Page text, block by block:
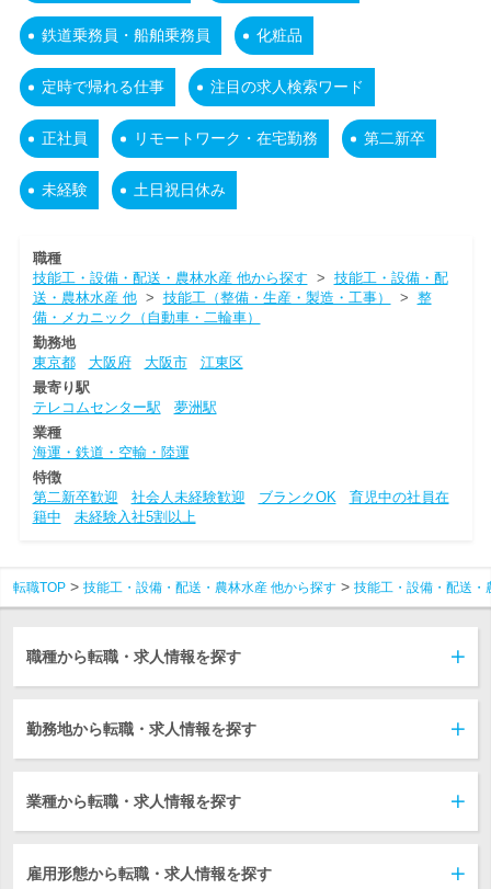
鉄道乗務員・船舶乗務員 化粧品
定時で帰れる仕事 注目の求人検索ワード
正社員 リモートワーク・在宅勤務 第二新卒
未経験 土日祝日休み
職種
技能工・設備・配送・農林水産 他から探す > 技能工・設備・配
送・農林水産 他> 技能工（整備・生産・製造・工事） > 整
備・メカニック（自動車・二輪車）
勤務地
東京都
大阪府 大阪市
江東区
最寄り駅
テレコムセンター駅
夢洲駅
業種
海運・鉄道・空輸・陸運
特徴
第二新卒歓迎
社会人未経験歓迎 ブランクOK
育児中の社員在
籍中
未経験入社5割以上
転職TOP 技能工・設備・配送・農林水産 他から探す 技能工・設備・配送・
職種から転職・求人情報を探す
勤務地から転職・求人情報を探す
業種から転職・求人情報を探す
雇用形態から転職・求人情報を探す